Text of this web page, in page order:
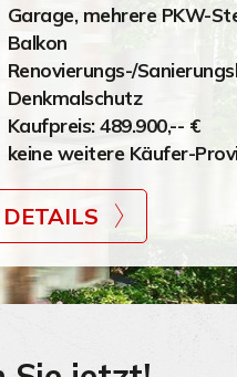
Garage, mehrere PKW-
Balkon
Renovierungs-/
Denkmalschutz
Kaufpreis: 489.900,-- €
keine weitere Käufer-
DETAILS